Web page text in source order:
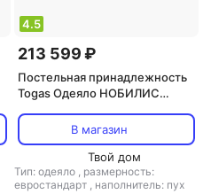
4.5
213 599 ₽
Постельная принадлежность
Togas Одеяло НОБИЛИС
гусиный пух в мако-батисте
20.04.13.0048
В магазин
Твой дом
Тип: одеяло , размерность:
евростандарт , наполнитель: пух